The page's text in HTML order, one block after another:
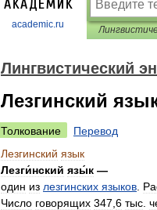
academic.ru
Лингвистический
Лезгинский
Толкование
Перевод
Лезгинский язык
Лезги́нский язы́к —
один из лезгинских языков
Число говорящих 347 6 тыс